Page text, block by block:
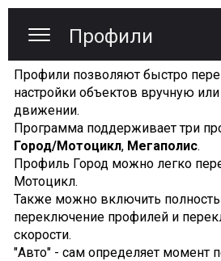
Профили
Профили позволяют быстро
настройки объектов вручную
движении.
Программа поддерживает три
Город/Мотоцикл, Мегаполис.
Профиль Город можно легко
Мотоцикл.
Также можно включить
переключение профилей и
скорости.
"Авто" - сам определяет момент